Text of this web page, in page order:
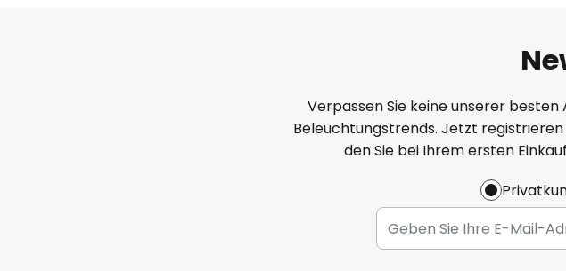
Verpassen Sie keine unserer
Beleuchtungstrends. Jetzt
den Sie bei Ihrem ersten